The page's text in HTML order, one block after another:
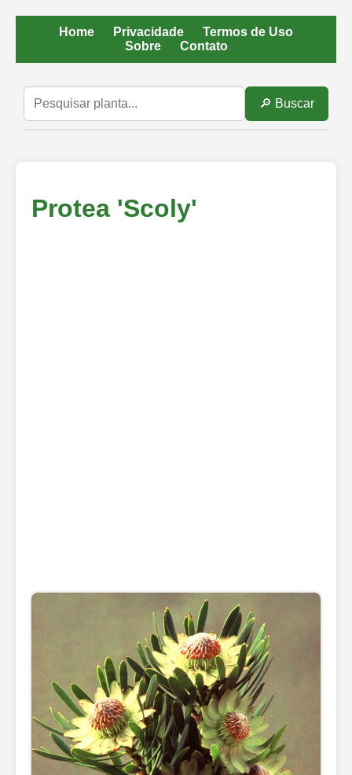
Home Privacidade
Termos de Uso
Sobre
Contato
🔎 Buscar
Protea 'Scoly'